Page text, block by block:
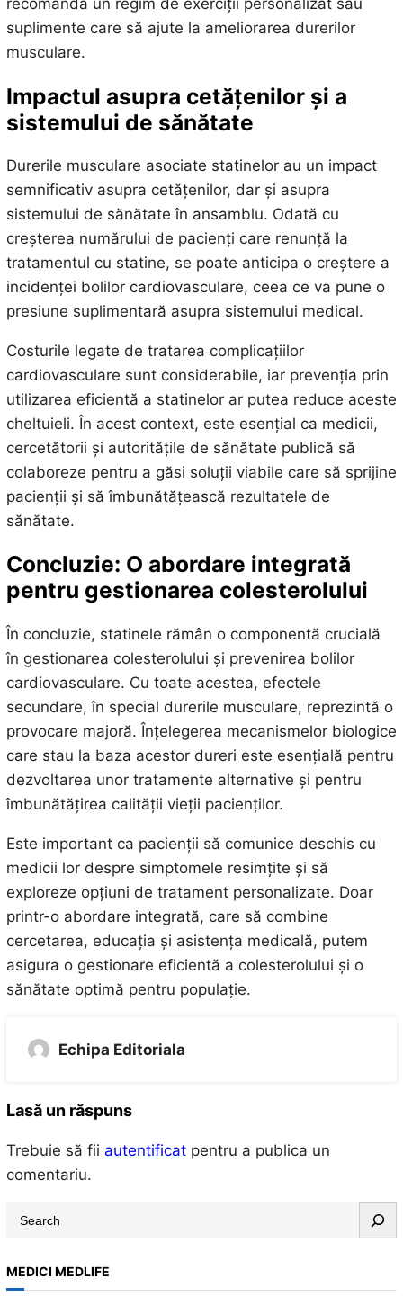
recomanda un regim de exerciții personalizat sau
suplimente care să ajute la ameliorarea durerilor
musculare.
Impactul asupra cetățenilor și a
sistemului de sănătate
Durerile musculare asociate statinelor au un impact
semnificativ asupra cetățenilor, dar și asupra
sistemului de sănătate în ansamblu. Odată cu
creșterea numărului de pacienți care renunță la
tratamentul cu statine, se poate anticipa o creștere a
incidenței bolilor cardiovasculare, ceea ce va pune o
presiune suplimentară asupra sistemului medical.
Costurile legate de tratarea complicațiilor
cardiovasculare sunt considerabile, iar prevenția prin
utilizarea eficientă a statinelor ar putea reduce aceste
cheltuieli. În acest context, este esențial ca medicii,
cercetătorii și autoritățile de sănătate publică să
colaboreze pentru a găsi soluții viabile care să sprijine
pacienții și să îmbunătățească rezultatele de
sănătate.
Concluzie: O abordare integrată
pentru gestionarea colesterolului
În concluzie, statinele rămân o componentă crucială
în gestionarea colesterolului și prevenirea bolilor
cardiovasculare. Cu toate acestea, efectele
secundare, în special durerile musculare, reprezintă o
provocare majoră. Înțelegerea mecanismelor biologice
care stau la baza acestor dureri este esențială pentru
dezvoltarea unor tratamente alternative și pentru
îmbunătățirea calității vieții pacienților.
Este important ca pacienții să comunice deschis cu
medicii lor despre simptomele resimțite și să
exploreze opțiuni de tratament personalizate. Doar
printr-o abordare integrată, care să combine
cercetarea, educația și asistența medicală, putem
asigura o gestionare eficientă a colesterolului și o
sănătate optimă pentru populație.
Echipa Editoriala
Lasă un răspuns
Trebuie să fii autentificatpentru a publica un
comentariu.
r
MEDICI MEDLIFE